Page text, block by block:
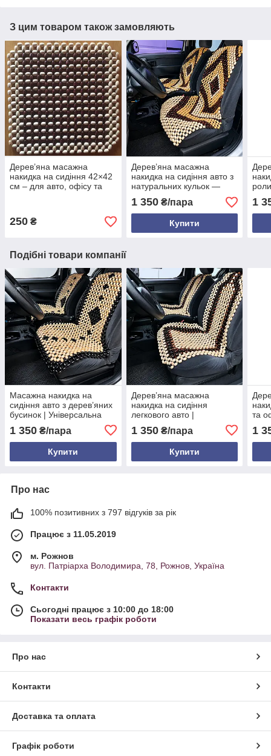
З цим товаром також замовляють
Дерев’яна масажна
накидка на сидіння 42×42
см – для авто, офісу та
250 ₴
Дерев’яна масажна
накидка на сидіння авто з
натуральних кульок —
автомобільна роликова
накидка для спини та
сідниць, універсальна
1 350₴/пара
Купити
1
Подібні товари компанії
Масажна накидка на
сидіння авто з дерев’яних
бусинок | Універсальна
130×48×37 см
1 350 ₴/пара
Купити
Дерев’яна масажна
накидка на сидіння
легкового авто |
дерев’яних бусинок для
автомобіля та офісного
1 350₴/пара
Купити
та
|1
Про нас
100% позитивних з 797 відгуків за рік
Працює з 11.05.2019
м. Рожнов
вул. Патріарха Володимира, 78, Рожнов, Україна
Контакти
Сьогодні працює з 10:00 до 18:00
Показати весь графік роботи
Про нас
Контакти
Доставка та оплата
Графік роботи